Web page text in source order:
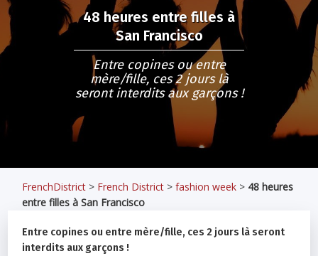
48 heures entre filles à
San Francisco
Entre copines ou entre
mère/fille, ces 2 jours là
seront interdits aux garçons !
FrenchDistrict > French District >fashion week > 48 heures
entre filles à San Francisco
Entre copines ou entre mère/fille, ces 2 jours là seront
interdits aux garçons !